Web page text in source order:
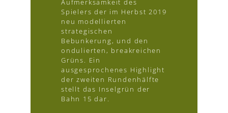
Aufmerksamkeit des
Spielers der im Herbst 2019
neu modellierten
strategischen
Bebunkerung, und den
ondulierten, breakreichen
Grüns. Ein
ausgesprochenes Highlight
der zweiten Rundenhälfte
stellt das Inselgrün der
Bahn 15 dar.